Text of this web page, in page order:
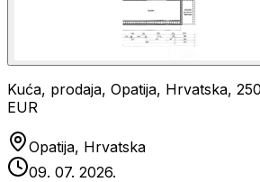
Kuća, prodaja, Opatija, Hrvatska,
EUR
Opatija, Hrvatska
09. 07. 2026.